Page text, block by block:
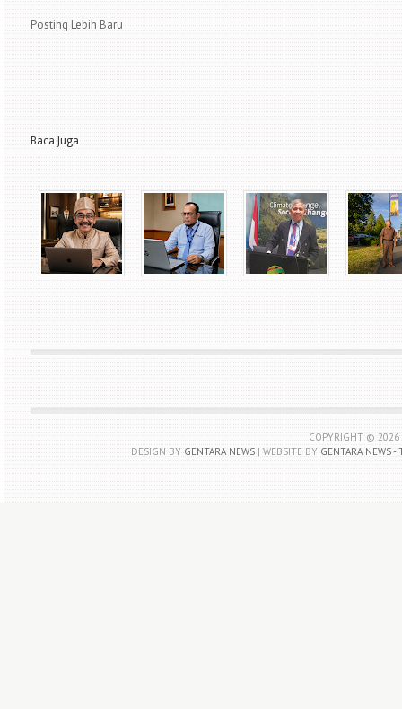
Posting Lebih Baru
Baca Juga
COPYRIGHT © 2026
DESIGN BY GENTARA NEWS | WEBSITE BY GENTARA NEWS -